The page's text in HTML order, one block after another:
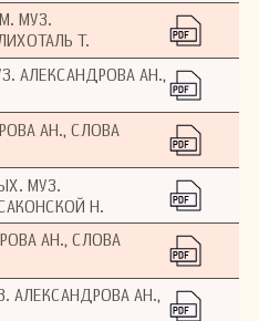
МУЗ.
Т.
АЛЕКСАНДРОВА АН.,
АН., СЛОВА
МУЗ.
Н.
АН., СЛОВА
АЛЕКСАНДРОВА АН.,